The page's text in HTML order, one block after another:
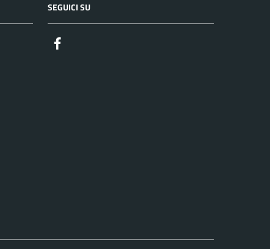
SEGUICI SU